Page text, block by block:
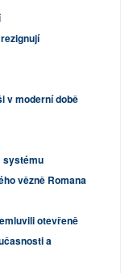
v moderní době
systému
vězně Romana
otevřeně
a